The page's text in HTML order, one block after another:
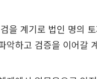
을 계기로 법인 명의
악하고 검증을 이어갈